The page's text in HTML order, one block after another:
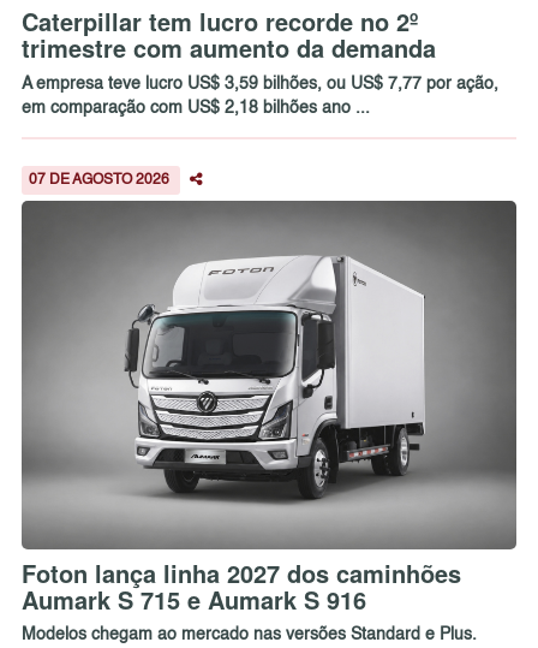
Caterpillar tem lucro recorde no 2º
trimestre com aumento da demanda
A empresa teve lucro US$ 3,59 bilhões, ou US$ 7,77 por ação,
em comparação com US$ 2,18 bilhões ano ...
07 DE AGOSTO 2026
Foton lança linha 2027 dos caminhões
Aumark S 715 e Aumark S 916
Modelos chegam ao mercado nas versões Standard e Plus.